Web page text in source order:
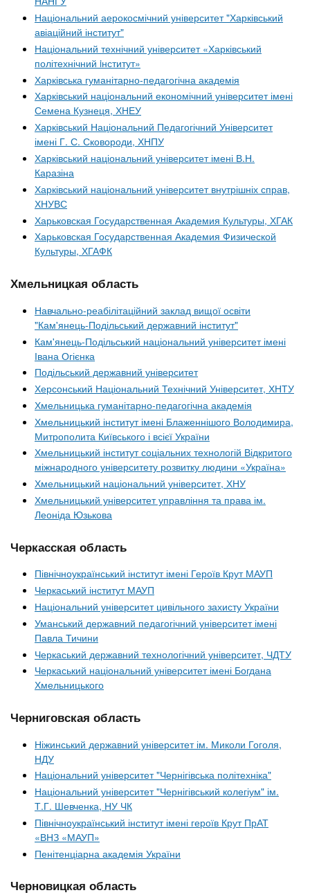
Національний аерокосмічний університет "Харківський
авіаційний інститут"
Національний технічний університет «Харківський
політехнічний iнститут»
Харківська гуманітарно-педагогічна академія
Харківський національний економічний університет імені
Семена Кузнеця, ХНЕУ
Харківський Національний Педагогічний Університет
імені Г. С. Сковороди, ХНПУ
Харківський національний університет імені В.Н.
Каразіна
Харківський національний університет внутрішніх справ,
ХНУВС
Харьковская Государственная Академия Культуры, ХГАК
Харьковская Государственная Академия Физической
Культуры, ХГАФК
Хмельницкая область
Навчально-реабілітаційний заклад вищої освіти
"Кам'янець-Подільський державний інститут"
Кам'янець-Подільський національний університет імені
Івана Огієнка
Подільський державний університет
Херсонський Національний Технічний Університет, ХНТУ
Хмельницька гуманітарно-педагогічна академія
Хмельницький інститут імені Блаженнішого Володимира,
Митрополита Київського і всієї України
Хмельницький інститут соціальних технологій Відкритого
міжнародного університету розвитку людини «Україна»
Хмельницький національний університет, ХНУ
Хмельницький університет управління та права ім.
Леоніда Юзькова
Черкасская область
Північноукраїнський інститут імені Героїв Крут МАУП
Черкаський інститут МАУП
Національний університет цивільного захисту України
Уманський державний педагогічний університет імені
Павла Тичини
Черкаський державний технологічний університет, ЧДТУ
Черкаський національний університет імені Богдана
Хмельницького
Черниговская область
Ніжинський державний університет ім. Миколи Гоголя,
НДУ
Національний університет "Чернігівська політехніка"
Національний університет "Чернігівський колегіум" ім.
Т.Г. Шевченка, НУ ЧК
Північноукраїнський інститут імені героїв Крут ПрАТ
«ВНЗ «МАУП»
Пенітенціарна академія України
Черновицкая область